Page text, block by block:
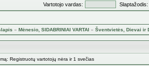
Vartotojo vardas: Slaptažodis:
» Mėnesio, SIDABRINIAI VARTAI » Šventvietės, Dievai ir
Registruotų vartotojų nėra ir 1 svečias